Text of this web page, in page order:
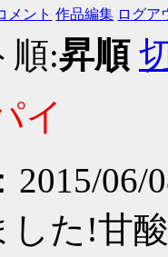
メント 作品編集 ログア
順:昇順
イ
： 2015/06/
した!甘